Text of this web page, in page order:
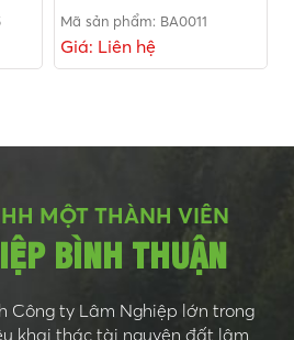
Mã sản phẩm: BA0011
Giá: Liên hệ
MỘT THÀNH VIÊN
BÌNH THUẬN
Công ty Lâm Nghiệp lớn trong
khai thác tài nguyên đất lâm